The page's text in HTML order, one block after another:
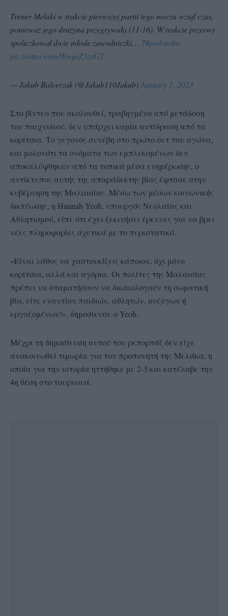
Trener Melaki w trakcie pierwszej partii tego meczu wziął czas,
ponieważ jego drużyna przegrywała (11-16). W trakcie przerwy
spoliczkował dwie młode zawodniczki… ?#podsiatka
pic.twitter.com/WwgeZ5zxGT
— Jakub Balcerzak (@Jakub110Jakub)January 1, 2023
Στο βίντεο που ακολουθεί, τραβηγμένο από μετάδοση
του παιχνιδιού, δεν υπάρχει καμία αντίδραση από τα
κορίτσια. Το γεγονός συνέβη στο πρώτο σετ του αγώνα,
και μολονότι τα ονόματα των εμπλεκομένων δεν
αποκαλύφθηκαν από τα τοπικά μέσα ενημέρωσης, ο
αντίκτυπος αυτής της απαράδεκτης βίας έφτασε στην
κυβέρνηση της Μαλαισίας. Μέσω των μέσων κοινωνικής
δικτύωσης, η Hannah Yeoh, υπουργός Νεολαίας και
Αθλητισμού, είπε ότι έχει ξεκινήσει έρευνες για να βρει
νέες πληροφορίες σχετικά με το περιστατικό.
«Είναι λάθος να χαστουκίζεις κάποιον, όχι μόνο
κορίτσια, αλλά και αγόρια. Οι πολίτες της Μαλαισίας
πρέπει να σταματήσουν να δικαιολογούν τη σωματική
βία, είτε εναντίον παιδιών, αθλητών, συζύγων ή
εργαζομένων!», δημοσίευσε ο Yeoh.
Μέχρι τη δημοσίευση αυτού του ρεπορτάζ δεν είχε
ανακοινωθεί τιμωρία για τον προπονητή της Μελάκα, η
οποία για την ιστορία ηττήθηκε με 2-3 και κατέλαβε την
4η θέση στο τουρνουά.